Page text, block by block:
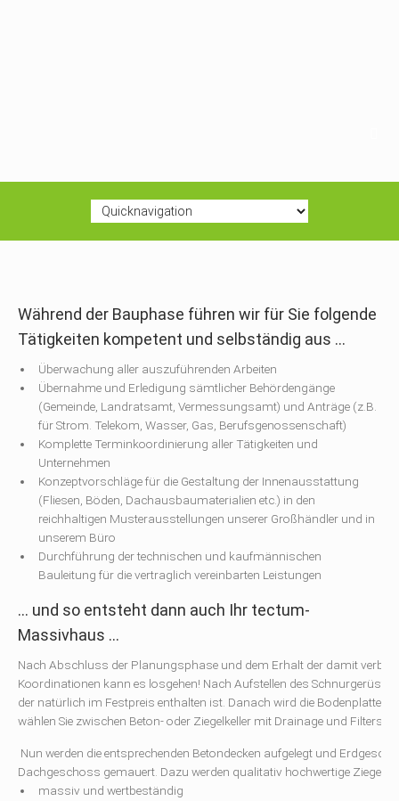
Während der Bauphase führen wir für Sie folgende
Tätigkeiten kompetent und selbständig aus ...
Überwachung aller auszuführenden Arbeiten
Übernahme und Erledigung sämtlicher Behördengänge
(Gemeinde, Landratsamt, Vermessungsamt) und Anträge (z.B.
für Strom. Telekom, Wasser, Gas, Berufsgenossenschaft)
Komplette Terminkoordinierung aller Tätigkeiten und
Unternehmen
Konzeptvorschläge für die Gestaltung der Innenausstattung
(Fliesen, Böden, Dachausbaumaterialien etc.) in den
reichhaltigen Musterausstellungen unserer Großhändler und in
unserem Büro
Durchführung der technischen und kaufmännischen
Bauleitung für die vertraglich vereinbarten Leistungen
... und so entsteht dann auch Ihr tectum-
Massivhaus ...
Nach Abschluss der Planungsphase und dem Erhalt der damit
Koordinationen kann es losgehen! Nach Aufstellen des
der natürlich im Festpreis enthalten ist. Danach wird die Bodenplatte
wählen Sie zwischen Beton- oder Ziegelkeller mit Drainage und
Nun werden die entsprechenden Betondecken aufgelegt und
Dachgeschoss gemauert. Dazu werden qualitativ hochwertige
massiv und wertbeständig